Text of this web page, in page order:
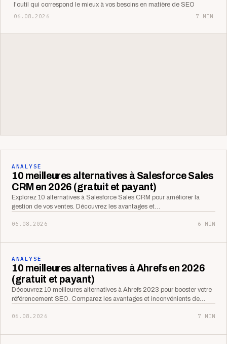
l'outil qui correspond le mieux à vos besoins en matière de SEO
06.08.2026
7 MIN
ANALYSE
10 meilleures alternatives à Salesforce Sales
CRM en 2026 (gratuit et payant)
Explorez 10 alternatives à Salesforce Sales CRM pour améliorer la
gestion de vos ventes. Découvrez les avantages et…
06.08.2026 6 MIN
ANALYSE
10 meilleures alternatives à Ahrefs en 2026
(gratuit et payant)
Découvrez 10 meilleures alternatives à Ahrefs 2023 pour booster votre
référencement SEO. Comparez les avantages et inconvénients de…
06.08.2026 7 MIN